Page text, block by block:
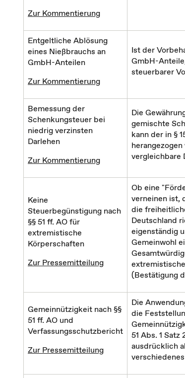
Zur Kommentierung
Entgeltliche Ablösung
eines Nießbrauchs an
GmbH-Anteilen
Zur Kommentierung
Ist der
GmbH-
steuerbarer
Bemessung der
Schenkungsteuer bei
niedrig verzinsten
Darlehen
Zur Kommentierung
Die
gemischte
kann der in §
vergleichbare
Keine
Steuerbegünstigung nach
§§ 51 ff. AO für
extremistische
Körperschaften
Zur Pressemitteilung
Ob eine
verneinen ist,
die
Deutschland
eigenständig
Gemeinwohl
(Bestätigung
Gemeinnützigkeit nach §§
51 ff. AO und
Verfassungsschutzbericht
Zur Pressemitteilung
Die
die
51 Abs. 1
ausdrücklich